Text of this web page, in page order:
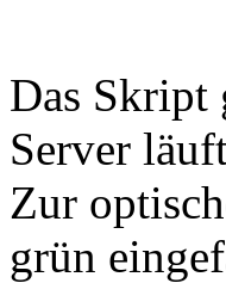
Das Skript
Server
Zur
grün